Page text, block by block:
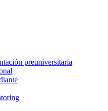
preuniversitaria